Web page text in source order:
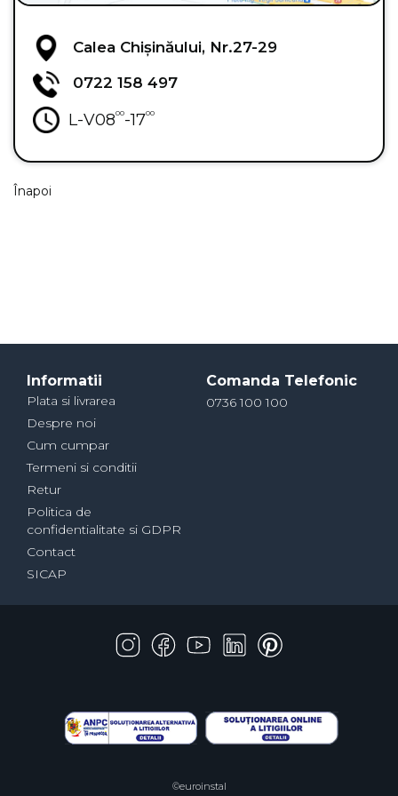
Calea Chișinăului, Nr.27-29
0722 158 497
L-V0800-1700
Înapoi
Informatii
Plata si livrarea
Despre noi
Cum cumpar
Termeni si conditii
Retur
Politica de
confidentialitate si GDPR
Contact
SICAP
Comanda Telefonic
0736 100 100
©euroinstal